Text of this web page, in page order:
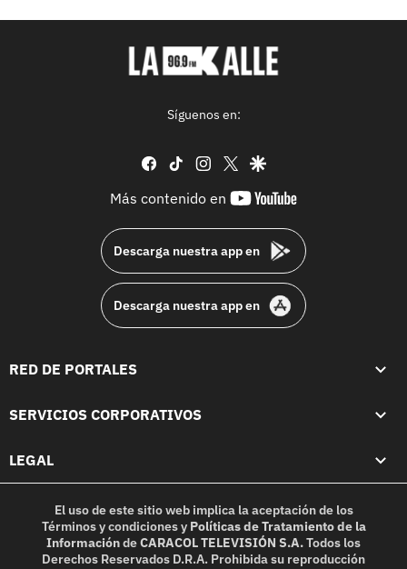
Síguenos en:
facebook
tiktok instagram
twittergoogle
Más contenido en
youtube-
Descarga nuestra app en
Descarga nuestra app en
RED DE PORTALES
SERVICIOS CORPORATIVOS
LEGAL
El uso de este sitio web implica la aceptación de los
Términos y condicionesy Políticas de Tratamiento de la
InformacióndeCARACOL TELEVISIÓN S.A.Todos los
Derechos Reservados D.R.A. Prohibida su reproducción